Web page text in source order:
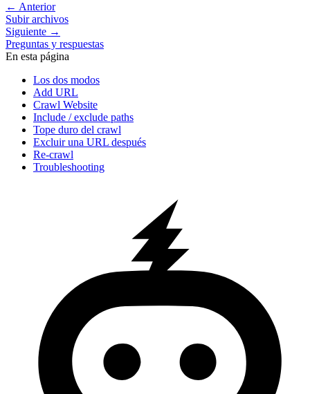
← Anterior
Subir archivos
Siguiente →
Preguntas y respuestas
En esta página
Los dos modos
Add URL
Crawl Website
Include / exclude paths
Tope duro del crawl
Excluir una URL después
Re-crawl
Troubleshooting